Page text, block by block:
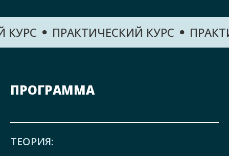
ПРАКТИЧЕСКИЙ КУРС
ПРОГРАММА
ТЕОРИЯ: